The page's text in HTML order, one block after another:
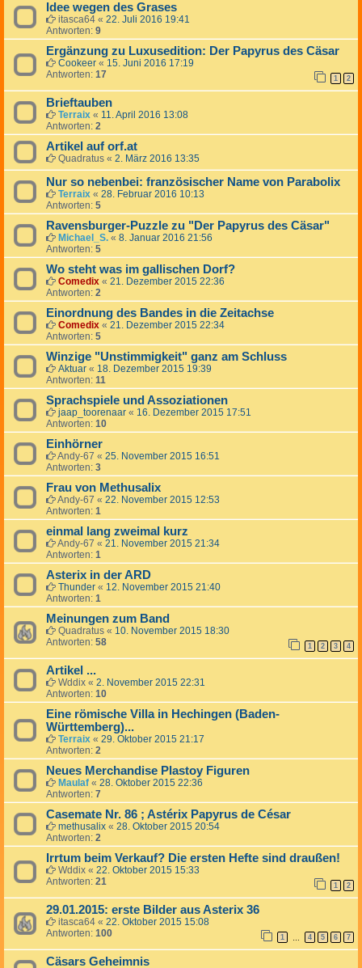
Idee wegen des Grases
itasca64 « 22. Juli 2016 19:41
Antworten: 9
Ergänzung zu Luxusedition: Der Papyrus des Cäsar
Cookeer « 15. Juni 2016 17:19
Antworten: 17 1 2
Brieftauben
Terraix « 11. April 2016 13:08
Antworten: 2
Artikel auf orf.at
Quadratus « 2. März 2016 13:35
Nur so nebenbei: französischer Name von Parabolix
Terraix « 28. Februar 2016 10:13
Antworten: 5
Ravensburger-Puzzle zu "Der Papyrus des Cäsar"
Michael_S. « 8. Januar 2016 21:56
Antworten: 5
Wo steht was im gallischen Dorf?
Comedix « 21. Dezember 2015 22:36
Antworten: 2
Einordnung des Bandes in die Zeitachse
Comedix « 21. Dezember 2015 22:34
Antworten: 5
Winzige "Unstimmigkeit" ganz am Schluss
Aktuar « 18. Dezember 2015 19:39
Antworten: 11
Sprachspiele und Assoziationen
jaap_toorenaar « 16. Dezember 2015 17:51
Antworten: 10
Einhörner
Andy-67 « 25. November 2015 16:51
Antworten: 3
Frau von Methusalix
Andy-67 « 22. November 2015 12:53
Antworten: 1
einmal lang zweimal kurz
Andy-67 « 21. November 2015 21:34
Antworten: 1
Asterix in der ARD
Thunder « 12. November 2015 21:40
Antworten: 1
Meinungen zum Band
Quadratus « 10. November 2015 18:30
Antworten: 58 1 2 3 4
Artikel ...
Wddix « 2. November 2015 22:31
Antworten: 10
Eine römische Villa in Hechingen (Baden-
Württemberg)...
Terraix « 29. Oktober 2015 21:17
Antworten: 2
Neues Merchandise Plastoy Figuren
Maulaf « 28. Oktober 2015 22:36
Antworten: 7
Casemate Nr. 86 ; Astérix Papyrus de César
methusalix « 28. Oktober 2015 20:54
Antworten: 2
Irrtum beim Verkauf? Die ersten Hefte sind draußen!
Wddix « 22. Oktober 2015 15:33
Antworten: 21 1 2
29.01.2015: erste Bilder aus Asterix 36
itasca64 « 22. Oktober 2015 15:08
Antworten: 100 1 … 4 5 6 7
Cäsars Geheimnis